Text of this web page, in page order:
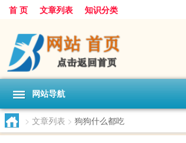
首 页 文章列表 知识分类
网站导航
> 文章列表 > 狗狗什么都吃